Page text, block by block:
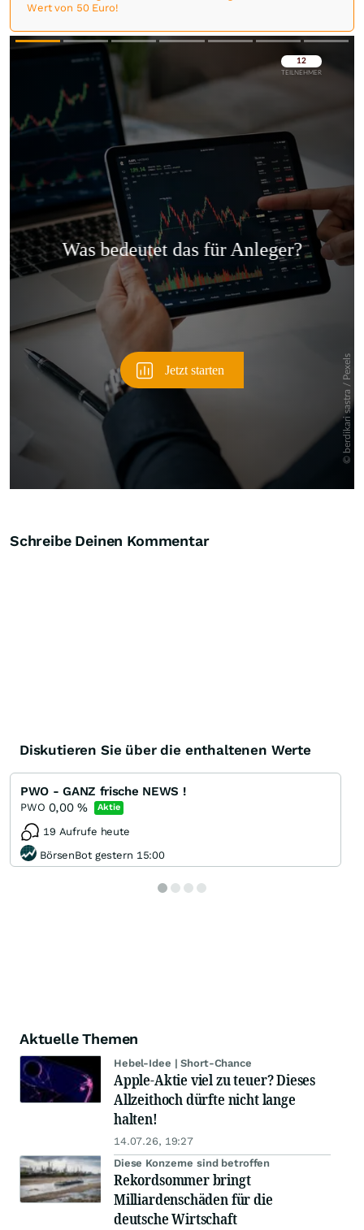
Wert von 50 Euro!
Überspringen
Schreibe Deinen Kommentar
Diskutieren Sie über die enthaltenen Werte
PWO - GANZ frische NEWS !
PWO 0,00% Aktie
19 Aufrufe heute
BörsenBot gestern 15:00
Aktuelle Themen
Hebel-Idee | Short-Chance
Apple-Aktie viel zu teuer? Dieses
Allzeithoch dürfte nicht lange
halten!
14.07.26, 19:27
Diese Konzerne sind betroffen
Rekordsommer bringt
Milliardenschäden für die
deutsche Wirtschaft